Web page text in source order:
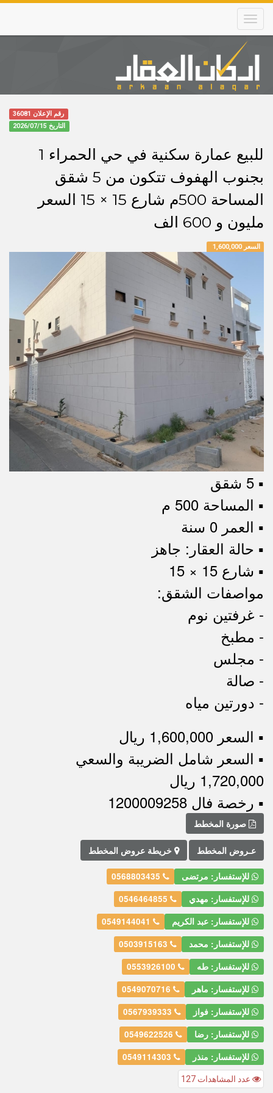
Skip
main
content
Main
navigation
رقم الإعلان 36081
التاريخ 2026/07/15
للبيع عمارة سكنية في حي الحمراء 1
بجنوب الهفوف تتكون من 5 شقق
المساحة 500م شارع 15 × 15 السعر
مليون و 600 الف
السعر 1,600,000
▪︎ 5 شقق
▪︎ المساحة 500 م
▪︎ العمر 0 سنة
▪︎ حالة العقار: جاهز
▪︎ شارع 15 × 15
مواصفات الشقق:
- غرفتين نوم
- مطبخ
- مجلس
- صالة
- دورتين مياه
▪︎ السعر 1,600,000 ريال
▪︎ السعر شامل الضريبة والسعي
1,720,000 ريال
▪︎ رخصة فال 1200009258
صورة المخطط
عـروض المخطط خريطة عروض المخطط
للإستفسار: مرتضى
للإستفسار: مهدي
للإستفسار: عبد الكريم
للإستفسار: محمد
للإستفسار: طه
للإستفسار: ماهر
للإستفسار: فواز
للإستفسار: رضا
للإستفسار: منذر
عدد المشاهدات 127